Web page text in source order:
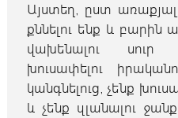
Այստեղ, ըստ
քննելու ենք և բարին
վախենալու սուր
խուսափելու
կանգնելուց, չենք
և չենք զլանալու